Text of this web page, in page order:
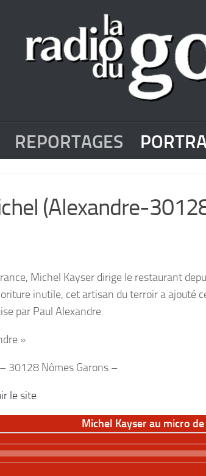
REPORTAGES
(Alexandre-
Michel Kayser dirige le restaurant
inutile, cet artisan du terroir a ajouté
par Paul Alexandre.
»
30128 Nômes Garons –
le site
Michel Kayser au micro